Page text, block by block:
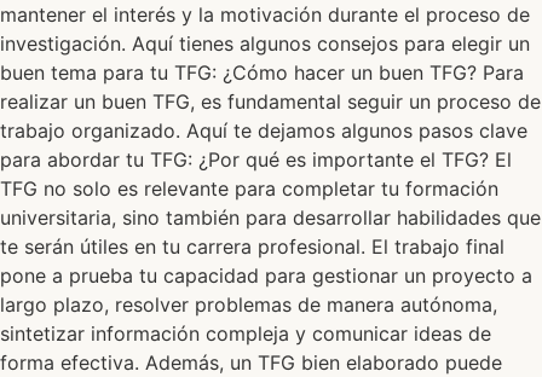
mantener el interés y la motivación durante el proceso de
investigación. Aquí tienes algunos consejos para elegir un
buen tema para tu TFG: ¿Cómo hacer un buen TFG? Para
realizar un buen TFG, es fundamental seguir un proceso de
trabajo organizado. Aquí te dejamos algunos pasos clave
para abordar tu TFG: ¿Por qué es importante el TFG? El
TFG no solo es relevante para completar tu formación
universitaria, sino también para desarrollar habilidades que
te serán útiles en tu carrera profesional. El trabajo final
pone a prueba tu capacidad para gestionar un proyecto a
largo plazo, resolver problemas de manera autónoma,
sintetizar información compleja y comunicar ideas de
forma efectiva. Además, un TFG bien elaborado puede